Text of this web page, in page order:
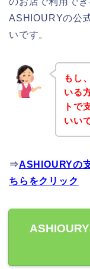
ASHIOURYの公
いです。
もし
いる
トで
いい
⇒ASHIOURYの
ちらをクリック